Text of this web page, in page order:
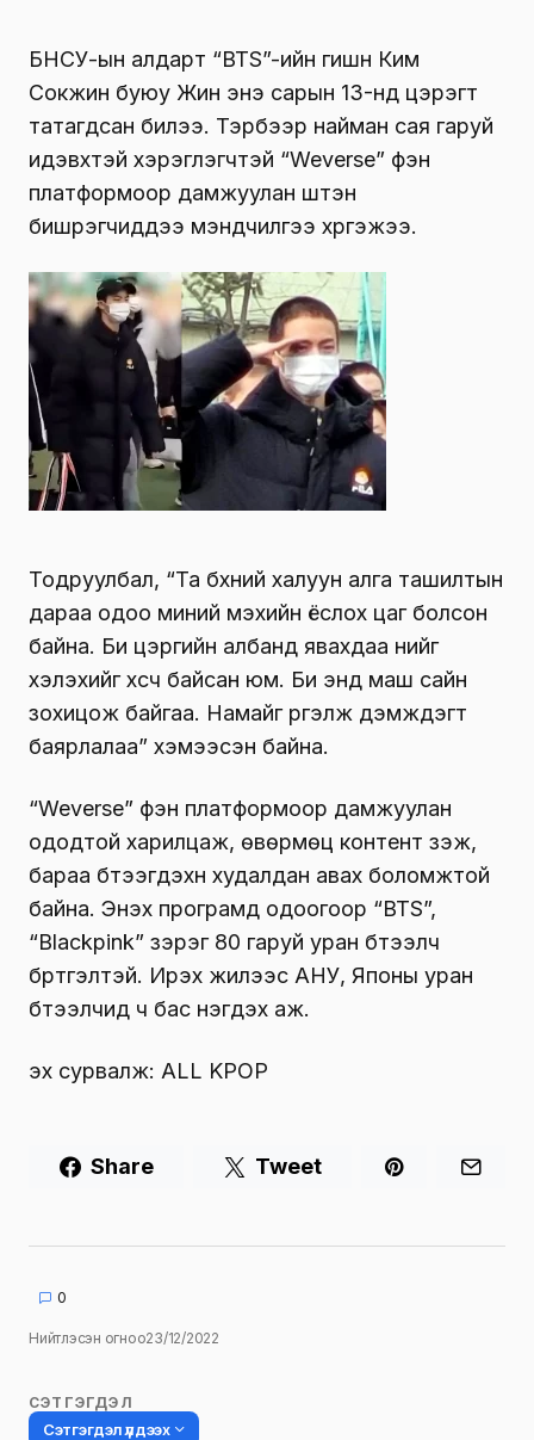
БНСУ-ын алдарт “BTS”-ийн гишүүн Ким
Сокжин буюу Жин энэ сарын 13-нд цэрэгт
татагдсан билээ. Тэрбээр найман сая гаруй
идэвхтэй хэрэглэгчтэй “Weverse” фэн
платформоор дамжуулан шүтэн
бишрэгчиддээ мэндчилгээ хүргэжээ.
Тодруулбал, “Та бүхний халуун алга ташилтын
дараа одоо миний мэхийн ёслох цаг болсон
байна. Би цэргийн албанд явахдаа үүнийг
хэлэхийг хүсч байсан юм. Би энд маш сайн
зохицож байгаа. Намайг үргэлж дэмждэгт
баярлалаа” хэмээсэн байна.
“Weverse” фэн платформоор дамжуулан
ододтой харилцаж, өвөрмөц контент үзэж,
бараа бүтээгдэхүүн худалдан авах боломжтой
байна. Энэхүү програмд одоогоор “BTS”,
“Blackpink” зэрэг 80 гаруй уран бүтээлч
бүртгэлтэй. Ирэх жилээс АНУ, Японы уран
бүтээлчид ч бас нэгдэх аж.
эх сурвалж: ALL KPOP
Share Tweet
0
Нийтлэсэн огноо23/12/2022
СЭТГЭГДЭЛ
Сэтгэгдэл үлдээх